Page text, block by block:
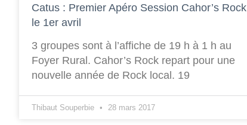
Catus : Premier Apéro Session Cahor’s Rock
le 1er avril
3 groupes sont à l’affiche de 19 h à 1 h au
Foyer Rural. Cahor’s Rock repart pour une
nouvelle année de Rock local. 19
Thibaut Souperbie 28 mars 2017